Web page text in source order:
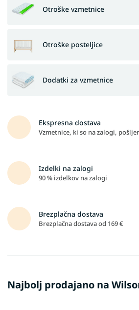
e
n
p
h
š
t
v
p
o
u
d
v
t
i
Otroške vzmetnice
Otroške posteljice
Dodatki za vzmetnice
Ekspresna dostava
Vzmetnice, ki so na zalogi,
Izdelki na zalogi
90 % izdelkov na zalogi
Brezplačna dostava
Brezplačna dostava od 169 €
Najbolj prodajano na